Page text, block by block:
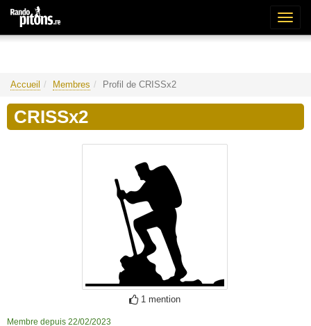
Accueil Membres Profil de CRISSx2
CRISSx2
1 mention
Membre depuis 22/02/2023